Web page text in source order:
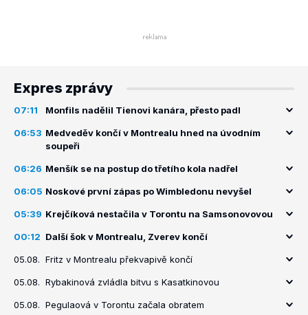
Expres zprávy
07:11 Monfils nadělil Tienovi kanára, přesto padl
06:53 Medveděv končí v Montrealu hned na úvodním
soupeři
06:26 Menšík se na postup do třetího kola nadřel
06:05 Noskové první zápas po Wimbledonu nevyšel
05:39 Krejčíková nestačila v Torontu na Samsonovovou
00:12 Další šok v Montrealu, Zverev končí
05.08. Fritz v Montrealu překvapivě končí
05.08. Rybakinová zvládla bitvu s Kasatkinovou
05.08. Pegulaová v Torontu začala obratem